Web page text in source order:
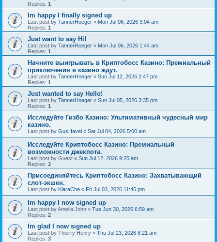
Replies: 1
Im happy I finally signed up
Last post by TannerHoeger « Mon Jul 06, 2026 3:04 am
Replies: 1
Just want to say Hi!
Last post by TannerHoeger « Mon Jul 06, 2026 1:44 am
Replies: 1
Начните выигрывать в Криптобосс Казино: Премиальный
приключения в казино ждут.
Last post by TannerHoeger « Sun Jul 12, 2026 2:47 pm
Replies: 1
Just wanted to say Hello!
Last post by TannerHoeger « Sun Jul 05, 2026 3:35 pm
Replies: 1
Исследуйте Гизбо Казино: Ультимативный чудесный мир
казино.
Last post by GusHavel « Sat Jul 04, 2026 5:00 am
Исследуйте Криптобосс Казино: Премиальный
возможности джекпота.
Last post by Guest « Sun Jul 12, 2026 9:25 am
Replies: 2
Присоединяйтесь Криптобосс Казино: Захватывающий
слот-экшен.
Last post by KiaraCha « Fri Jul 03, 2026 11:45 pm
Im happy I now signed up
Last post byAmelia John « Tue Jun 30, 2026 6:59 am
Replies: 2
Im glad I now signed up
Last post by Thierry Henry « Thu Jul 23, 2026 8:21 am
Replies: 3